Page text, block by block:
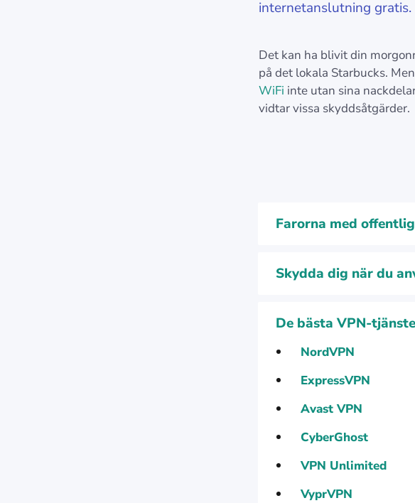
internetanslutning gratis.
Det kan ha blivit din
på det lokala Starbucks.
WiFi inte utan sina
vidtar vissa skyddsåtgärder.
Farorna med
Skydda dig när du
De bästa VPN-
NordVPN
ExpressVPN
Avast VPN
CyberGhost
VPN Unlimited
VyprVPN